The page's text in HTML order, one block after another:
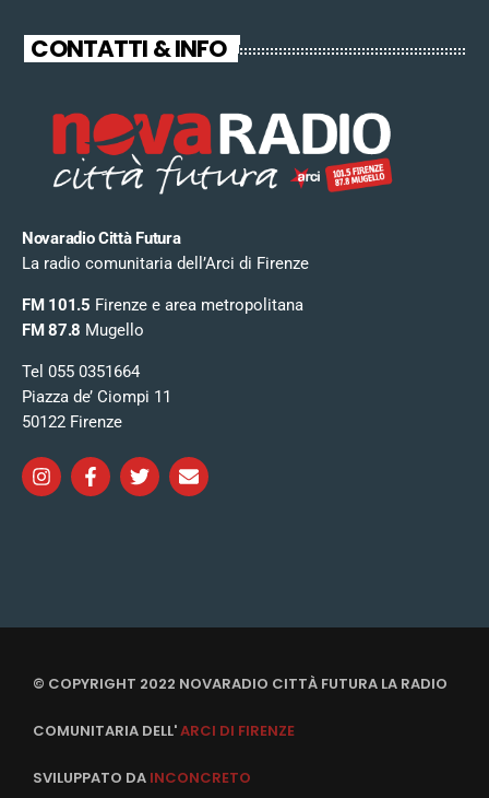
CONTATTI & INFO
Novaradio Città Futura
La radio comunitaria dell’Arci di Firenze
FM 101.5 Firenze e area metropolitana
FM 87.8 Mugello
Tel 055 0351664
Piazza de’ Ciompi 11
50122 Firenze
© COPYRIGHT 2022 NOVARADIO CITTÀ FUTURA LA RADIO
COMUNITARIA DELL'ARCI DI FIRENZE
SVILUPPATO DA INCONCRETO